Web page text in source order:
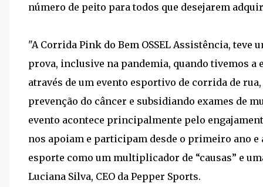
número de peito para todos que desejarem
"A Corrida Pink do Bem OSSEL Assistência,
prova, inclusive na pandemia, quando tivemos a
através de um evento esportivo de corrida de
prevenção do câncer e subsidiando exames de
evento acontece principalmente pelo
nos apoiam e participam desde o primeiro ano
esporte como um multiplicador de “causas” e
Luciana Silva, CEO da Pepper Sports.